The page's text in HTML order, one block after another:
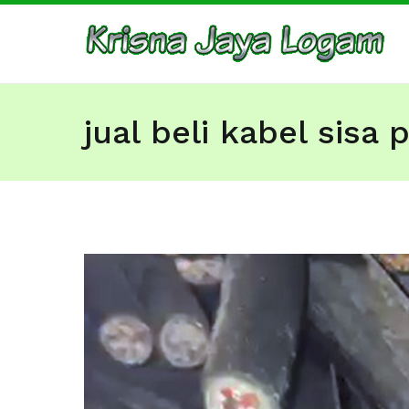
jual beli kabel sisa